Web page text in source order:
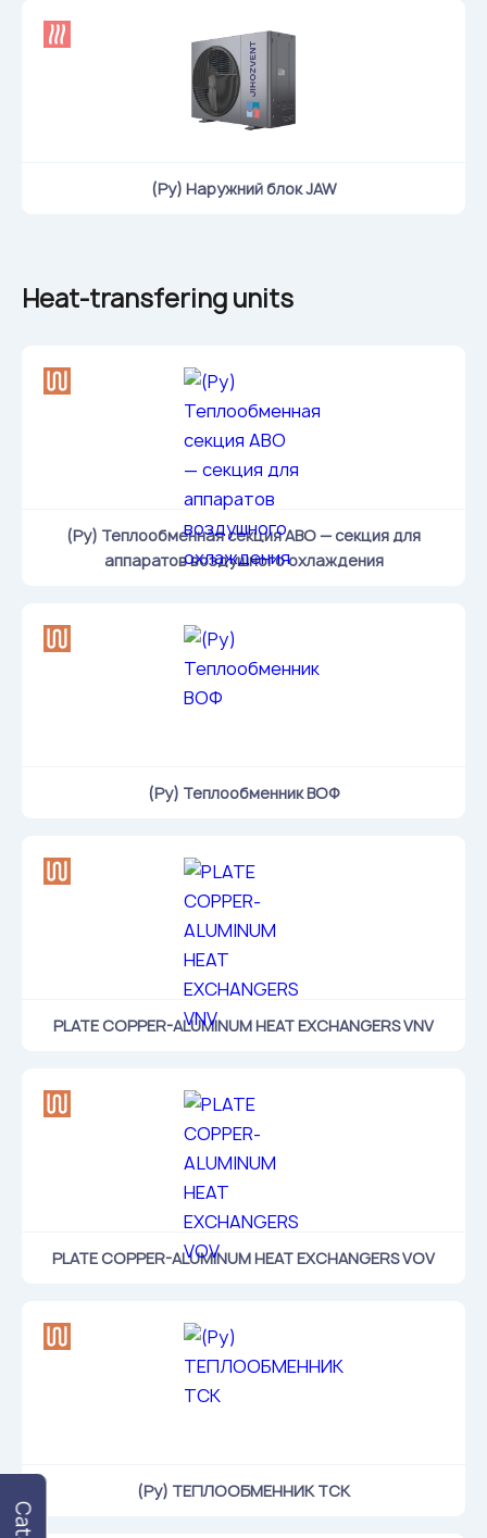
(Ру) Наружний блок JAW
Heat-transfering units
(Ру) Теплообменная секция АВО — секция для
аппаратов воздушного охлаждения
(Ру) Теплообменник ВОФ
PLATE COPPER-ALUMINUM HEAT EXCHANGERS VNV
PLATE COPPER-ALUMINUM HEAT EXCHANGERS VOV
(Ру) ТЕПЛООБМЕННИК ТСК